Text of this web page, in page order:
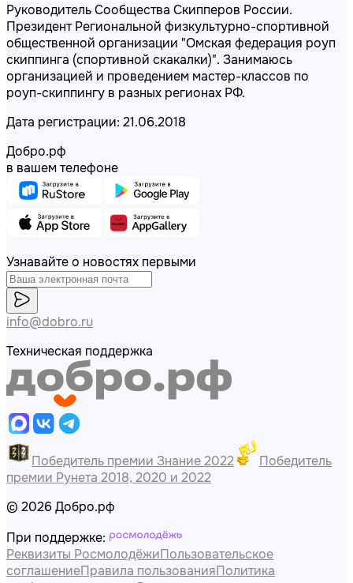
Руководитель Сообщества Скипперов России.
Президент Региональной физкультурно-спортивной
общественной организации "Омская федерация роуп
скиппинга (спортивной скакалки)". Занимаюсь
организацией и проведением мастер-классов по
роуп-скиппингу в разных регионах РФ.
Дата регистрации: 21.06.2018
Добро.рф
в вашем телефоне
Узнавайте о новостях первыми
info@dobro.ru
Техническая поддержка
Победитель премии Знание 2022
Победитель
премии Рунета 2018, 2020 и 2022
© 2026 Добро.рф
При поддержке:
Реквизиты РосмолодёжиПользовательское
соглашениеПравила пользованияПолитика